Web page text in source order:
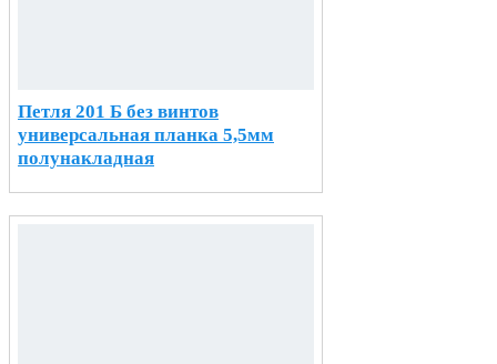
Петля 201 Б без винтов
универсальная планка 5,5мм
полунакладная